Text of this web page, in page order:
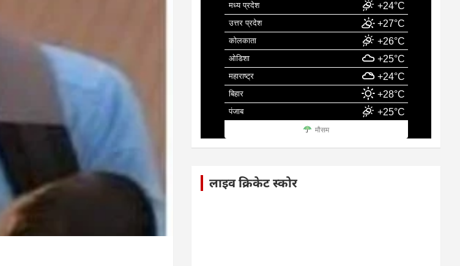
मध्य प्रदेश +24°C
उत्तर प्रदेश +27°C
कोलकाता +26°C
ओडिशा +25°C
महाराष्ट्र +24°C
बिहार +28°C
पंजाब +25°C
मौसम
लाइव क्रिकेट स्कोर